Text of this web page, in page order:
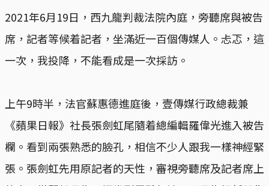
2021年6月19日，西九龍判裁法院內庭，旁聽席與被告
席，記者等候着記者，坐滿近一百個傳媒人。忐忑，這
一次，我投降，不能看成是一次採訪。
上午9時半，法官蘇惠德進庭後，壹傳媒行政總裁兼
《蘋果日報》社長張劍虹尾隨着總編輯羅偉光進入被告
欄。看到兩張熟悉的臉孔，相信不少人跟我一樣神經緊
張。張劍虹先用原記者的天性，審視旁聽席及記者席上